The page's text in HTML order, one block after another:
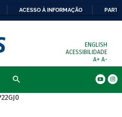
ACESSO À INFORMAÇÃO
ENGLISH
ACESSIBILIDADE
A+ A-